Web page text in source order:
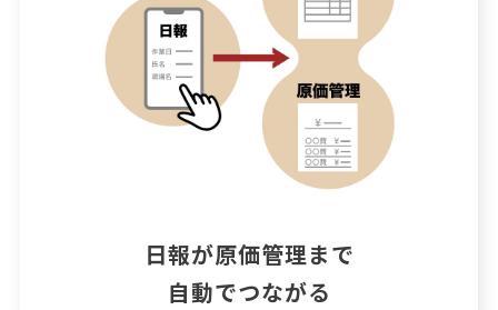
日報が原価管理まで
自動でつながる